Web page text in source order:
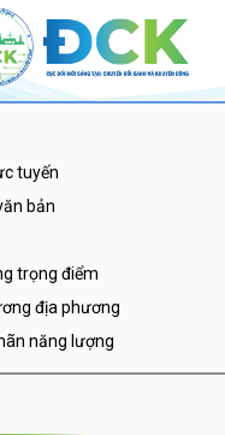
tuyến
bản
trọng điểm
địa phương
năng lượng